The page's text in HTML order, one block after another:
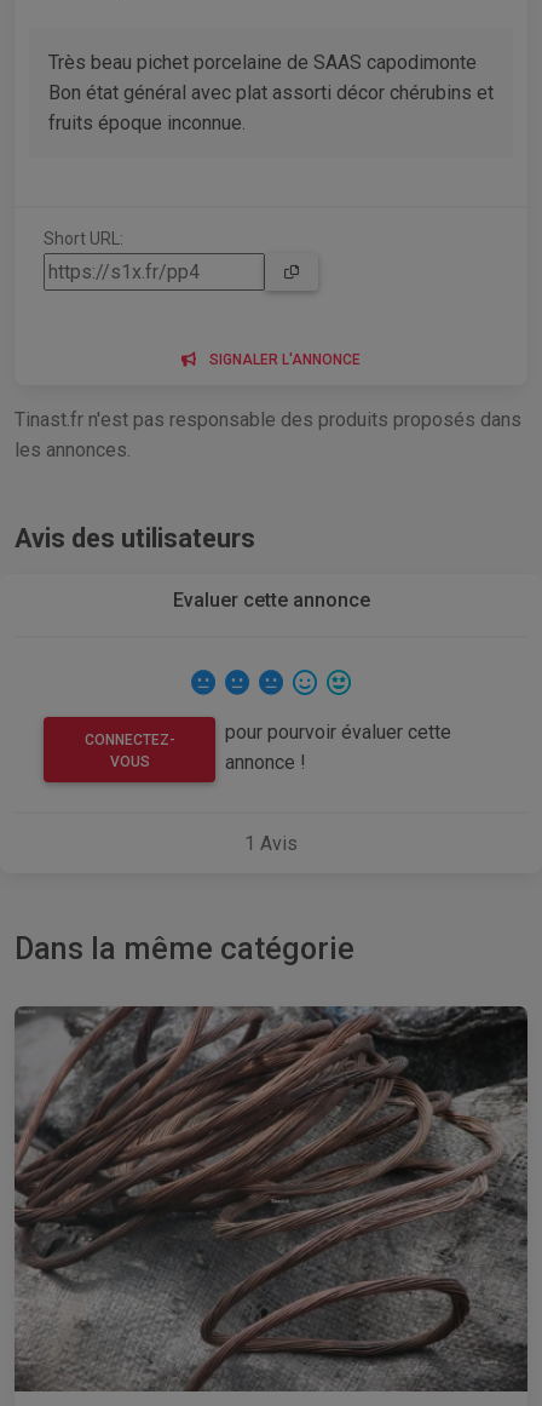
Très beau pichet porcelaine de SAAS capodimonte
Bon état général avec plat assorti décor chérubins et
fruits époque inconnue.
Short URL:
SIGNALER L'ANNONCE
Tinast.fr n'est pas responsable des produits proposés dans
les annonces.
Avis des utilisateurs
Evaluer cette annonce
CONNECTEZ-
VOUS
pour pourvoir évaluer cette
annonce !
1 Avis
Dans la même catégorie